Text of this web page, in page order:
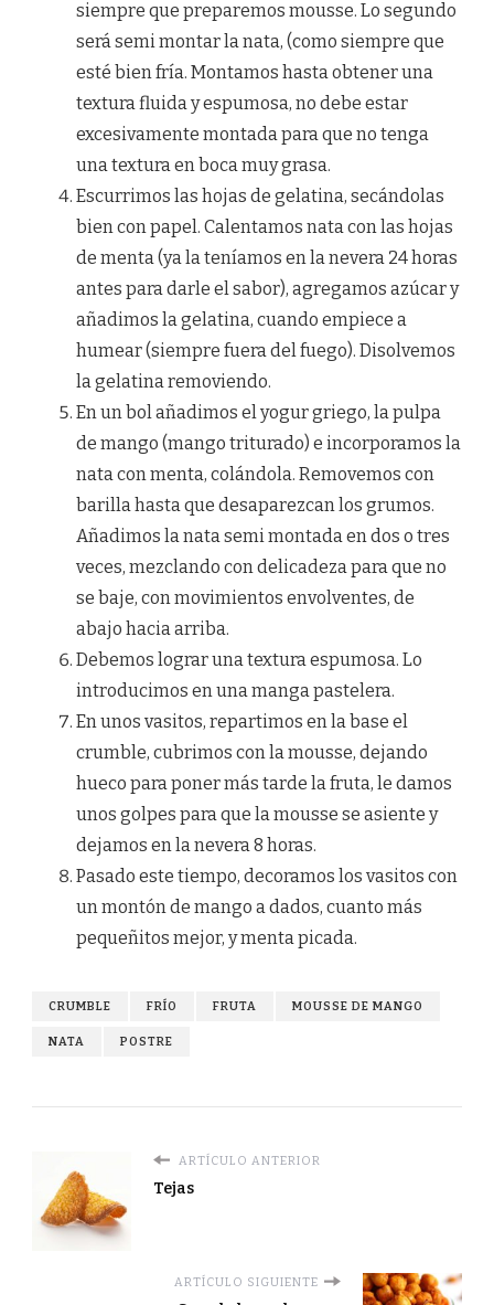
siempre que preparemos mousse. Lo segundo
será semi montar la nata, (como siempre que
esté bien fría. Montamos hasta obtener una
textura fluida y espumosa, no debe estar
excesivamente montada para que no tenga
una textura en boca muy grasa.
Escurrimos las hojas de gelatina, secándolas
bien con papel. Calentamos nata con las hojas
de menta (ya la teníamos en la nevera 24 horas
antes para darle el sabor), agregamos azúcar y
añadimos la gelatina, cuando empiece a
humear (siempre fuera del fuego). Disolvemos
la gelatina removiendo.
En un bol añadimos el yogur griego, la pulpa
de mango (mango triturado) e incorporamos la
nata con menta, colándola. Removemos con
barilla hasta que desaparezcan los grumos.
Añadimos la nata semi montada en dos o tres
veces, mezclando con delicadeza para que no
se baje, con movimientos envolventes, de
abajo hacia arriba.
Debemos lograr una textura espumosa. Lo
introducimos en una manga pastelera.
En unos vasitos, repartimos en la base el
crumble, cubrimos con la mousse, dejando
hueco para poner más tarde la fruta, le damos
unos golpes para que la mousse se asiente y
dejamos en la nevera 8 horas.
Pasado este tiempo, decoramos los vasitos con
un montón de mango a dados, cuanto más
pequeñitos mejor, y menta picada.
CRUMBLE FRÍO FRUTA MOUSSE DE MANGO
NATA POSTRE
ARTÍCULO ANTERIOR
Tejas
ARTÍCULO SIGUIENTE